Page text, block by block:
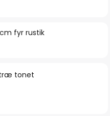
fyr rustik
tonet